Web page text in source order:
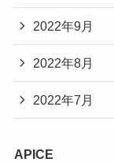
2022年9月
2022年8月
2022年7月
APICE